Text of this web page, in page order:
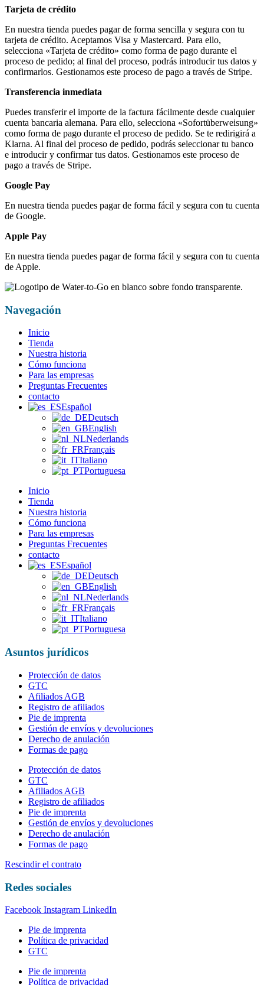
Tarjeta de crédito
En nuestra tienda puedes pagar de forma sencilla y segura con tu
tarjeta de crédito. Aceptamos Visa y Mastercard. Para ello,
selecciona «Tarjeta de crédito» como forma de pago durante el
proceso de pedido; al final del proceso, podrás introducir tus datos y
confirmarlos. Gestionamos este proceso de pago a través de Stripe.
Transferencia inmediata
Puedes transferir el importe de la factura fácilmente desde cualquier
cuenta bancaria alemana. Para ello, selecciona «Sofortüberweisung»
como forma de pago durante el proceso de pedido. Se te redirigirá a
Klarna. Al final del proceso de pedido, podrás seleccionar tu banco
e introducir y confirmar tus datos. Gestionamos este proceso de
pago a través de Stripe.
Google Pay
En nuestra tienda puedes pagar de forma fácil y segura con tu cuenta
de Google.
Apple Pay
En nuestra tienda puedes pagar de forma fácil y segura con tu cuenta
de Apple.
Navegación
Inicio
Tienda
Nuestra historia
Cómo funciona
Para las empresas
Preguntas Frecuentes
contacto
Español
Deutsch
English
Nederlands
Français
Italiano
Portuguesa
Inicio
Tienda
Nuestra historia
Cómo funciona
Para las empresas
Preguntas Frecuentes
contacto
Español
Deutsch
English
Nederlands
Français
Italiano
Portuguesa
Asuntos jurídicos
Protección de datos
GTC
Afiliados AGB
Registro de afiliados
Pie de imprenta
Gestión de envíos y devoluciones
Derecho de anulación
Formas de pago
Protección de datos
GTC
Afiliados AGB
Registro de afiliados
Pie de imprenta
Gestión de envíos y devoluciones
Derecho de anulación
Formas de pago
Rescindir el contrato
Redes sociales
Facebook Instagram LinkedIn
Pie de imprenta
Política de privacidad
GTC
Pie de imprenta
Política de privacidad